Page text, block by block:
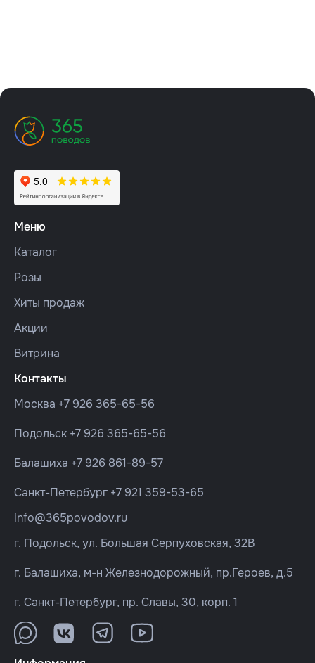
Меню
Каталог
Розы
Хиты продаж
Акции
Витрина
Контакты
Москва +7 926 365-65-56
Подольск +7 926 365-65-56
Балашиха +7 926 861-89-57
Санкт-Петербург +7 921 359-53-65
info@365povodov.ru
г. Подольск, ул. Большая Серпуховская, 32В
г. Балашиха, м-н Железнодорожный, пр.Героев, д.5
г. Санкт-Петербург, пр. Славы, 30, корп. 1